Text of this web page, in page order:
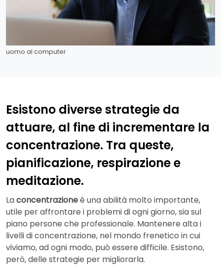
uomo al computer
Esistono diverse strategie da
attuare, al fine di incrementare la
concentrazione. Tra queste,
pianificazione, respirazione e
meditazione.
Laconcentrazioneè una abilità molto importante,
utile per affrontare i problemi di ogni giorno, sia sul
piano persone che professionale. Mantenere alta i
livelli di concentrazione, nel mondo frenetico in cui
viviamo, ad ogni modo, può essere difficile. Esistono,
però, delle strategie per migliorarla.